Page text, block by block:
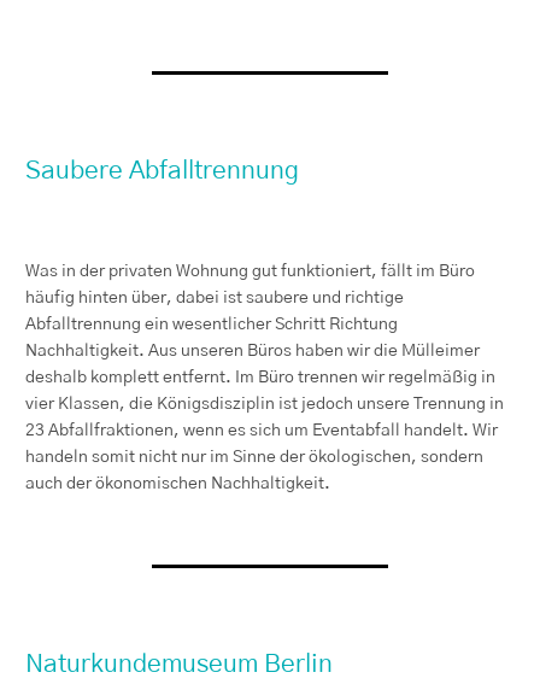
Saubere Abfalltrennung
Was in der privaten Wohnung gut funktioniert, fällt im Büro
häufig hinten über, dabei ist saubere und richtige
Abfalltrennung ein wesentlicher Schritt Richtung
Nachhaltigkeit. Aus unseren Büros haben wir die Mülleimer
deshalb komplett entfernt. Im Büro trennen wir regelmäßig in
vier Klassen, die Königsdisziplin ist jedoch unsere Trennung in
23 Abfallfraktionen, wenn es sich um Eventabfall handelt. Wir
handeln somit nicht nur im Sinne der ökologischen, sondern
auch der ökonomischen Nachhaltigkeit.
Naturkundemuseum Berlin